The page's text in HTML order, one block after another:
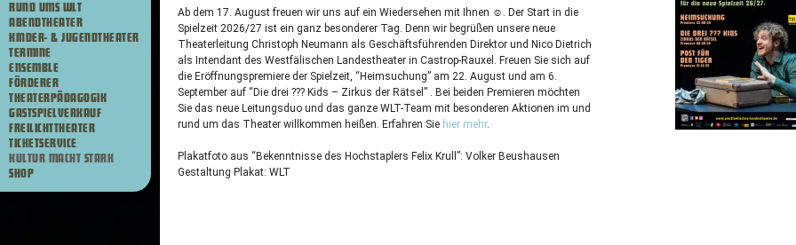
RUND UMS WLT
ABENDTHEATER
KINDER- & JUGENDTHEATER
TERMINE
ENSEMBLE
FÖRDERER
THEATERPÄDAGOGIK
GASTSPIELVERKAUF
FREILICHTTHEATER
TICKETSERVICE
KULTUR MACHT STARK
SHOP
Ab dem 17. August freuen wir uns auf ein Wiedersehen mit Ihnen ☺️. Der Start in die
Spielzeit 2026/27 ist ein ganz besonderer Tag. Denn wir begrüßen unsere neue
Theaterleitung Christoph Neumann als Geschäftsführenden Direktor und Nico Dietrich
als Intendant des Westfälischen Landestheater in Castrop-Rauxel. Freuen Sie sich auf
die Eröffnungspremiere der Spielzeit, “Heimsuchung” am 22. August und am 6.
September auf “Die drei ??? Kids – Zirkus der Rätsel” . Bei beiden Premieren möchten
Sie das neue Leitungsduo und das ganze WLT-Team mit besonderen Aktionen im und
rund um das Theater willkommen heißen. Erfahren Sie hier mehr.
Plakatfoto aus “Bekenntnisse des Hochstaplers Felix Krull”: Volker Beushausen
Gestaltung Plakat: WLT